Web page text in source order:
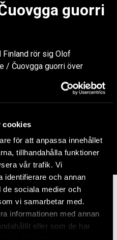
cookies
för att anpassa innehållet
tillhandahålla funktioner
vår trafik. Vi
identifierare och annan
de sociala medier och
vi samarbetar med.
informationen med annan
eller som de har
guorri
Finland rör sig Olof
/ Čuovgga guorri över
sammanfogad av
arbete, av det
traditionella och
fram om identitet i